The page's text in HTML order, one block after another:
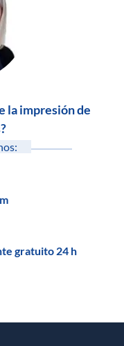
la impresión de
gratuito 24 h